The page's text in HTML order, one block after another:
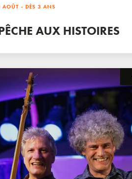
AOÛT - DÈS 3 ANS
AUX HISTOIRES